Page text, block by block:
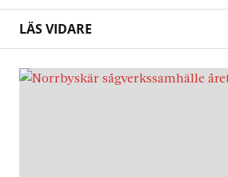
LÄS VIDARE